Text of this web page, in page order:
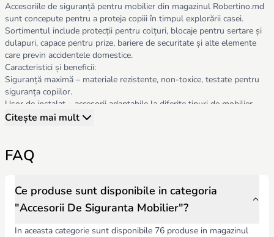
Accesoriile de siguranță pentru mobilier din magazinul Robertino.md
sunt concepute pentru a proteja copiii în timpul explorării casei.
Sortimentul include protecții pentru colțuri, blocaje pentru sertare și
dulapuri, capace pentru prize, bariere de securitate și alte elemente
care previn accidentele domestice.
Caracteristici și beneficii:
Siguranță maximă – materiale rezistente, non-toxice, testate pentru
siguranța copiilor.
Ușor de instalat – accesorii adaptabile la diferite tipuri de mobilier,
fără a necesita unelte complicate.
Durabilitate și întreținere – materiale de calitate, ușor de curățat și
reutilizabile.
Evaluarea locurilor periculoase din casă și aplicarea accesoriilor
corespunzătoare.
Verificarea regulată a fixării și stării protecțiilor.
Combinarea mai multor tipuri de accesorii pentru un nivel maxim de
Citește mai mult
FAQ
Ce produse sunt disponibile in categoria
"Accesorii De Siguranta Mobilier"?
In aceasta categorie sunt disponibile 76 produse in magazinul